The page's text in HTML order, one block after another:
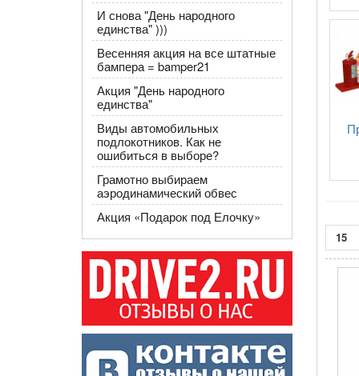
И снова "День народного
единства" )))
Весенняя акция на все штатные
бампера = bamper21
Акция "День народного
единства"
Виды автомобильных
подлокотников. Как не
ошибиться в выборе?
Грамотно выбираем
аэродинамический обвес
​Акция «Подарок под Елочку»
15